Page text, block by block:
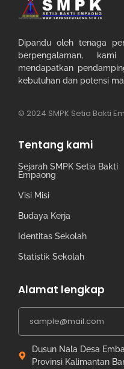
Dipandu oleh tenaga
berpengalaman,
mendapatkan
kebutuhan dan potensi
© 2024 SMPK Setia Bakti
Tentang kami
Sejarah SMPK Setia Bakti
Empaong
Visi Misi
Budaya Kerja
Identitas Sekolah
Statistik Sekolah
Alamat lengkap
Dusun Nala Desa
Provinsi Kalimantan